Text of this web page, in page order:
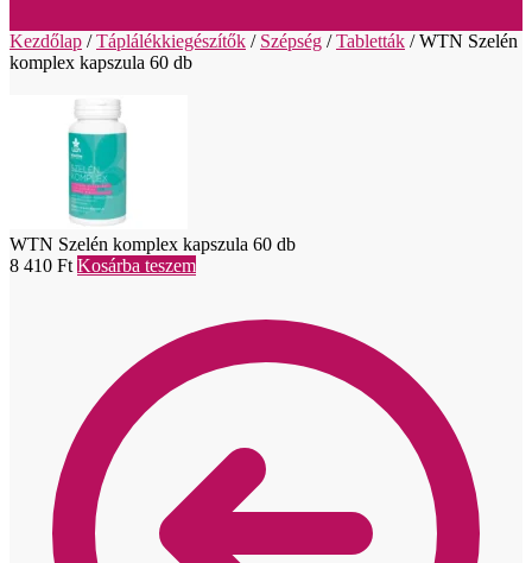
Kezdőlap /Táplálékkiegészítők / Szépség /Tabletták /WTN Szelén
komplex kapszula 60 db
WTN Szelén komplex kapszula 60 db
8 410 Ft Kosárba teszem